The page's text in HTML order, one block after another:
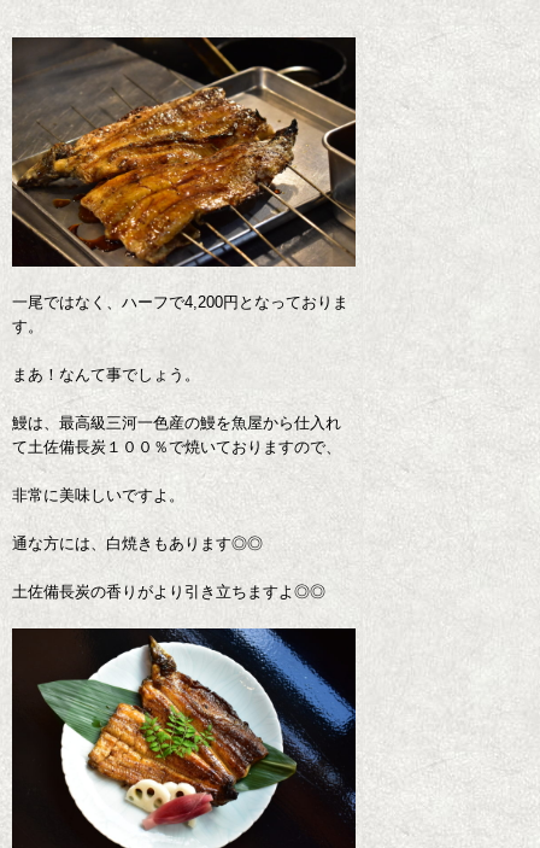
一尾ではなく、ハーフで4,200円となっておりま
す。
まあ！なんて事でしょう。
鰻は、最高級三河一色産の鰻を魚屋から仕入れ
て土佐備長炭１００％で焼いておりますので、
非常に美味しいですよ。
通な方には、白焼きもあります◎◎
土佐備長炭の香りがより引き立ちますよ◎◎